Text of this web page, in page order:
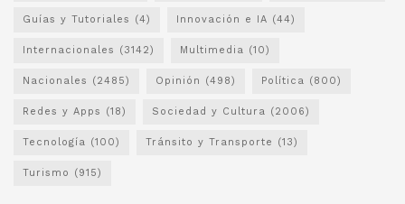
Guías y Tutoriales (4) Innovación e IA (44)
Internacionales (3142) Multimedia (10)
Nacionales (2485) Opinión (498) Política (800)
Redes y Apps (18) Sociedad y Cultura (2006)
Tecnología (100) Tránsito y Transporte (13)
Turismo (915)